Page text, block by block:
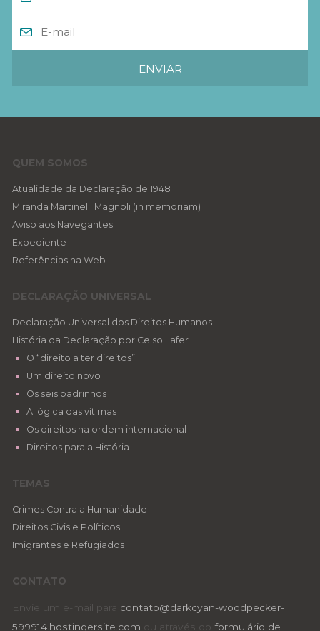
QUEM SOMOS
Atualidade da Declaração de 1948
Miranda Martinelli Magnoli (in memoriam)
Aviso aos Navegantes
Expediente
Referências na Web
DECLARAÇÃO UNIVERSAL
Declaração Universal dos Direitos Humanos
História da Declaração por Celso Lafer
O “direito a ter direitos”
Um direito novo
Os seis padrinhos
A lógica das vítimas
Os direitos na ordem internacional
Direitos para a História
TEMAS
Crimes Contra a Humanidade
Direitos Civis e Políticos
Imigrantes e Refugiados
CONTATO
Envie um e-mail para contato@darkcyan-woodpecker-
599914.hostingersite.com ou através do formulário de